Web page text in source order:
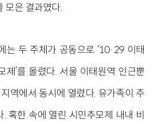
모은 결과였다.
는 두 주체가 공동으로 ‘10·29 이태
제’를 올렸다. 서울 이태원역 인근뿐
역에서 동시에 열렸다. 유가족이 주
혹한 속에 열린 시민추모제 내내 비